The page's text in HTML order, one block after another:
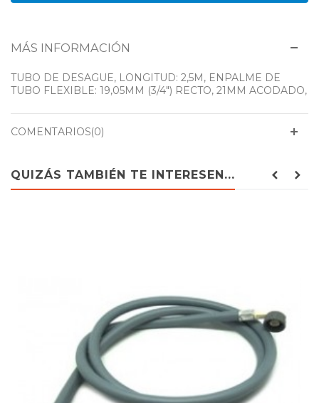
MÁS INFORMACIÓN
TUBO DE DESAGUE, LONGITUD: 2,5M, ENPALME DE
TUBO FLEXIBLE: 19,05MM (3/4") RECTO, 21MM ACODADO,
COMENTARIOS(0)
QUIZÁS TAMBIÉN TE INTERESEN...